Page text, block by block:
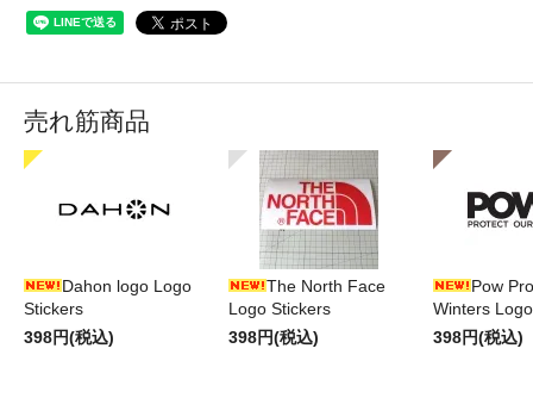
売れ筋商品
Dahon logo Logo
Stickers
398円(税込)
The North Face
Logo Stickers
398円(税込)
Pow
Winters
398円(税込)